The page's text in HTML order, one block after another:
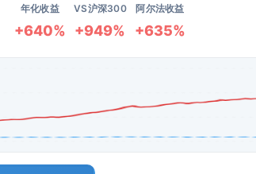
年化收益
+640%
VS沪深300
+949%
阿尔法收益
+635%